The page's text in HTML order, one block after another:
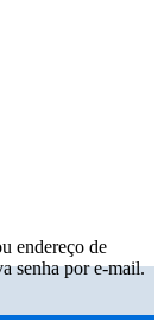
endereço de
senha por e-mail.